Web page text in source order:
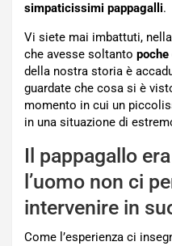
simpaticissimi pappagalli.
Vi siete mai imbattuti,
che avesse soltanto
della nostra storia è
guardate che cosa si è
momento in cui un
in una situazione di
Il pappagallo
l’uomo non ci
intervenire in
Come l’esperienza ci